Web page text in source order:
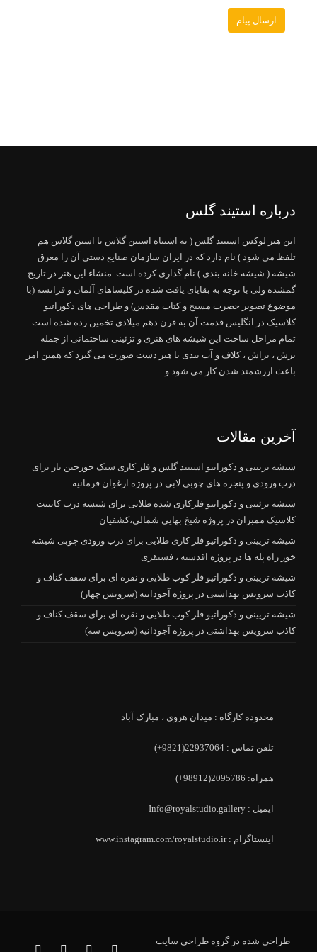
درباره استیند گلس
این هنر لوکس استیند گلس ( به اشتباه استین گلاس یا استن گلاس هم
تلفظ می شود ) نام دارد که در ایران سازمان صنایع دستی آن را معرق
شیشه ( شیشه خانه بندی ) نام گذاری کرده است. منشاء این هنر در تاریخ
گمشده ولی با توجه به بقایای یافت شده در کلیساهای آلمان و فرانسه (با
موضوع تصویر حضرت مسیح و کتاب مقدس) و طراحی های دکوراتیو
کلاسیک در انگلیس قدمت آن به قرن دهم میلادی تخمین زده شده است.
تمام مراحل ساخت این شیشه های هنری و تزئینی ساختمانی از جمله
برش ، تراش ، کلاف و آب بندی با هنر دست صورت می گیرد که همین امر
باعث ارزشمند شدن کار می شود و
آخرین مقالات
شیشه تزیینی و دکوراتیو استیند گلس و فلز کاری سبک جورجین بار برای
درب ورودی و پنجره های چوبی لابی در پروژه ارغوان فرمانیه
شیشه تزئینی و دکوراتیو فلزکاری شده طلایی برای شیشه درب کابینت
کلاسیک ممبران در پروژه شیخ بهایی شمالی،کشفیان
شیشه تزیینی و دکوراتیو فلز کاری طلایی برای درب ورودی چوبی شیشه
خور راه پله ها در پروژه اقدسیه ، فسنقری
شیشه تزیینی و دکوراتیو فلز کوب طلایی و نقره ای برای سقف کناف و
کاذب سرویس بهداشتی در پروژه آجودانیه (سرویس چهار)
شیشه تزیینی و دکوراتیو فلز کوب طلایی و نقره ای برای سقف کناف و
کاذب سرویس بهداشتی در پروژه آجودانیه (سرویس سه)
محدوده کارگاه : میدان هروی ، مبارک آباد
تلفن تماس : 22937064(9821+)
همراه: 2095786(98912+)
ایمیل : Info@royalstudio.gallery
اینستاگرام : www.instagram.com/royalstudio.ir
طراحی شده در گروه طراحی سایت